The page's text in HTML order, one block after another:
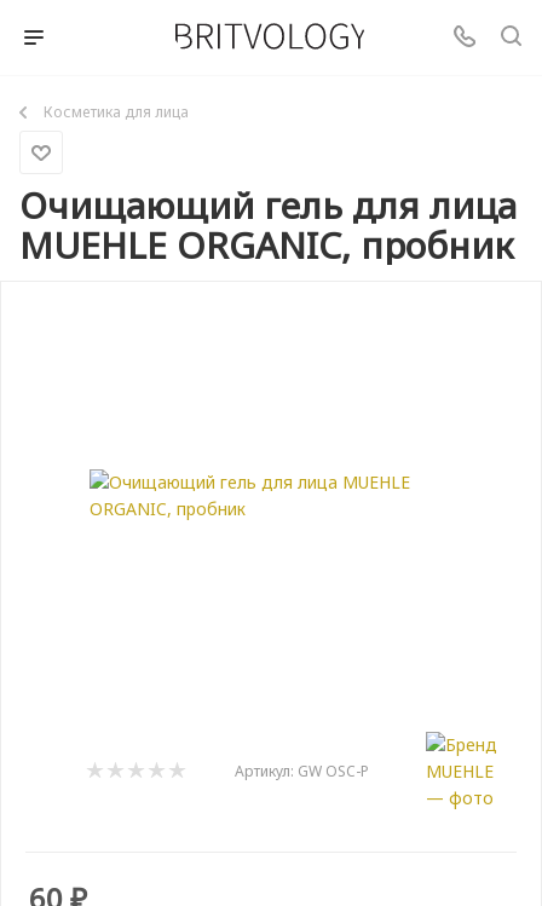
Косметика для лица
Очищающий гель для лица
MUEHLE ORGANIC, пробник
Артикул: GW OSC-P